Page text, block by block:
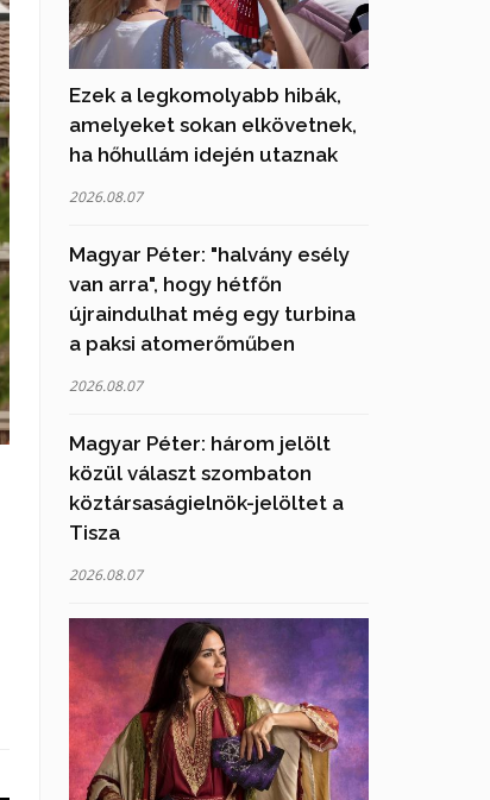
Ezek a legkomolyabb hibák,
amelyeket sokan elkövetnek,
ha hőhullám idején utaznak
2026.08.07
Magyar Péter: "halvány esély
van arra", hogy hétfőn
újraindulhat még egy turbina
a paksi atomerőműben
2026.08.07
Magyar Péter: három jelölt
közül választ szombaton
köztársaságielnök-jelöltet a
Tisza
2026.08.07